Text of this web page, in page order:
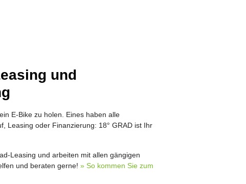
und
E-Bike zu holen. Eines haben alle
Leasing oder Finanzierung: 18° GRAD ist Ihr
Leasing und arbeiten mit allen gängigen
und beraten gerne! » So kommen Sie zum